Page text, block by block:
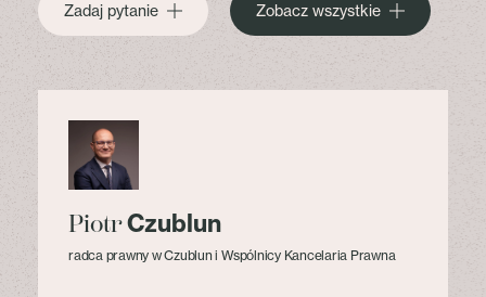
Zadaj pytanie Zobacz wszystkie
PiotrCzublun
radca prawny w Czublun i Wspólnicy Kancelaria Prawna